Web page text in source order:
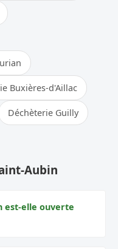
Buxières-d'Aillac
Déchèterie Guilly
Aubin
est-elle ouverte